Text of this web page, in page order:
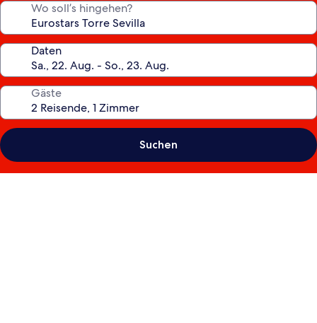
Wo soll’s hingehen?
Daten
Gäste
Suchen